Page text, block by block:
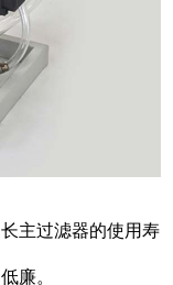
主过滤器的使用寿
廉。